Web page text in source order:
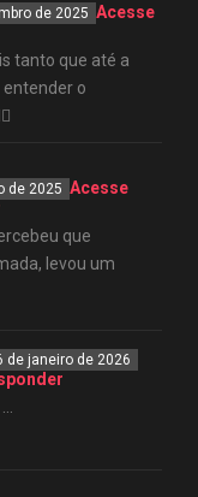
de 2025 Acesse
tanto que até a
o
de 2025 Acesse
que
levou um
de janeiro de 2026